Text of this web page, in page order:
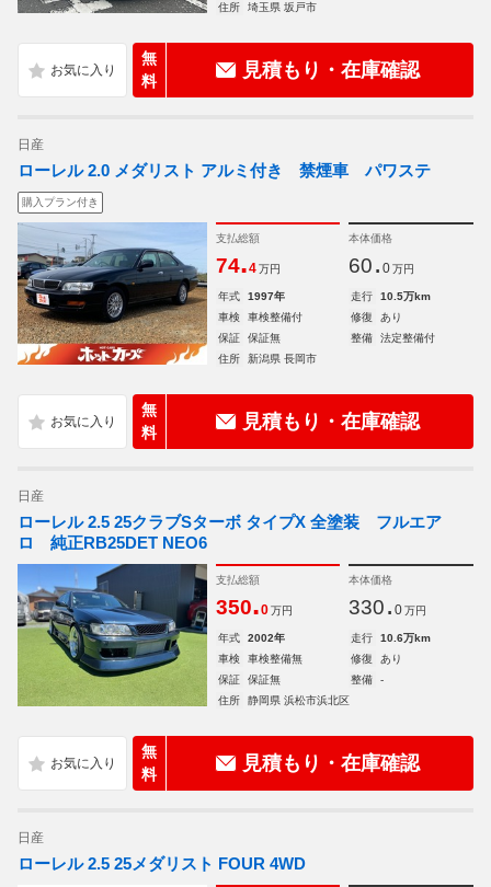
住所
埼玉県 坂戸市
無
料
見積もり・在庫確認
日産
ローレル 2.0 メダリスト アルミ付き 禁煙車 パワステ
購入プラン付き
支払総額
74.4 万円
本体価格
60. 0 万円
年式 1997年 走行
10.5万km
車検
車検整備付 修復
あり
保証
保証無 整備
法定整備付
住所
新潟県 長岡市
無
料
見積もり・在庫確認
日産
ローレル 2.5 25クラブSターボ タイプX 全塗装 フルエア
ロ 純正RB25DET NEO6
支払総額
350.0 万円
本体価格
330. 0 万円
年式 2002年 走行
10.6万km
車検
車検整備無 修復
あり
保証
保証無 整備
-
住所
静岡県 浜松市浜北区
無
料
見積もり・在庫確認
日産
ローレル 2.5 25メダリスト FOUR 4WD